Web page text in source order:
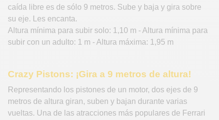
caída libre es de sólo 9 metros. Sube y baja y gira sobre
su eje. Les encanta.
Altura mínima para subir solo: 1,10 m - Altura mínima para
subir con un adulto: 1 m - Altura máxima: 1,95 m
Crazy Pistons: ¡Gira a 9 metros de altura!
Representando los pistones de un motor, dos ejes de 9
metros de altura giran, suben y bajan durante varias
vueltas. Una de las atracciones más populares de Ferrari